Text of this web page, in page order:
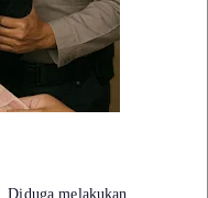
Diduga melakukan